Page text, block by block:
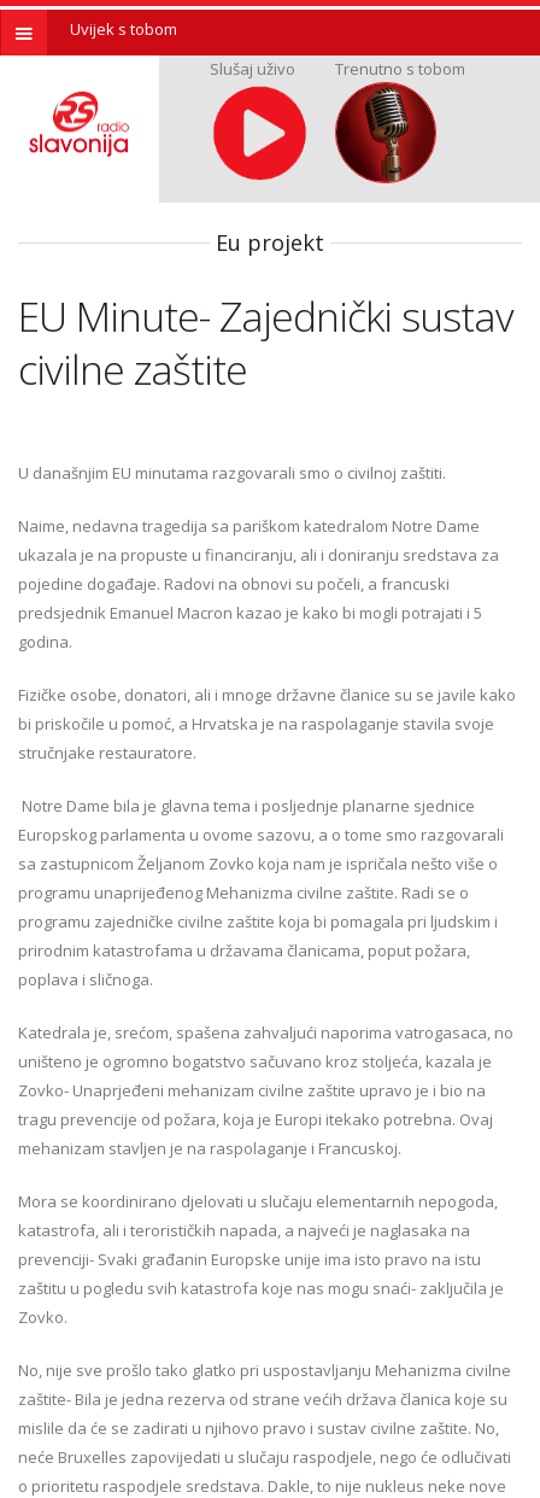
Uvijek s tobom
Slušaj uživo
Trenutno s tobom
Eu projekt
EU Minute- Zajednički sustav
civilne zaštite
U današnjim EU minutama razgovarali smo o civilnoj zaštiti.
Naime, nedavna tragedija sa pariškom katedralom Notre Dame
ukazala je na propuste u financiranju, ali i doniranju sredstava za
pojedine događaje. Radovi na obnovi su počeli, a francuski
predsjednik Emanuel Macron kazao je kako bi mogli potrajati i 5
godina.
Fizičke osobe, donatori, ali i mnoge državne članice su se javile kako
bi priskočile u pomoć, a Hrvatska je na raspolaganje stavila svoje
stručnjake restauratore.
Notre Dame bila je glavna tema i posljednje planarne sjednice
Europskog parlamenta u ovome sazovu, a o tome smo razgovarali
sa zastupnicom Željanom Zovko koja nam je ispričala nešto više o
programu unaprijeđenog Mehanizma civilne zaštite. Radi se o
programu zajedničke civilne zaštite koja bi pomagala pri ljudskim i
prirodnim katastrofama u državama članicama, poput požara,
poplava i sličnoga.
Katedrala je, srećom, spašena zahvaljući naporima vatrogasaca, no
uništeno je ogromno bogatstvo sačuvano kroz stoljeća, kazala je
Zovko- Unaprjeđeni mehanizam civilne zaštite upravo je i bio na
tragu prevencije od požara, koja je Europi itekako potrebna. Ovaj
mehanizam stavljen je na raspolaganje i Francuskoj.
Mora se koordinirano djelovati u slučaju elementarnih nepogoda,
katastrofa, ali i terorističkih napada, a najveći je naglasaka na
prevenciji- Svaki građanin Europske unije ima isto pravo na istu
zaštitu u pogledu svih katastrofa koje nas mogu snaći- zaključila je
Zovko.
No, nije sve prošlo tako glatko pri uspostavljanju Mehanizma civilne
zaštite- Bila je jedna rezerva od strane većih država članica koje su
mislile da će se zadirati u njihovo pravo i sustav civilne zaštite. No,
neće Bruxelles zapovijedati u slučaju raspodjele, nego će odlučivati
o prioritetu raspodjele sredstava. Dakle, to nije nukleus neke nove